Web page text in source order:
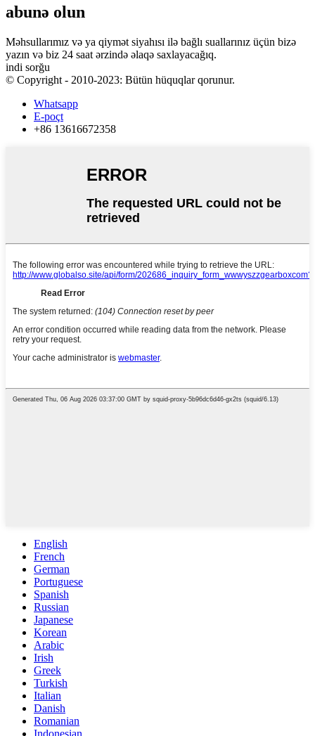
abunə olun
Məhsullarımız və ya qiymət siyahısı ilə bağlı suallarınız üçün bizə
yazın və biz 24 saat ərzində əlaqə saxlayacağıq.
indi sorğu
© Copyright - 2010-2023: Bütün hüquqlar qorunur.
Whatsapp
E-poçt
+86 13616672358
English
French
German
Portuguese
Spanish
Russian
Japanese
Korean
Arabic
Irish
Greek
Turkish
Italian
Danish
Romanian
Indonesian